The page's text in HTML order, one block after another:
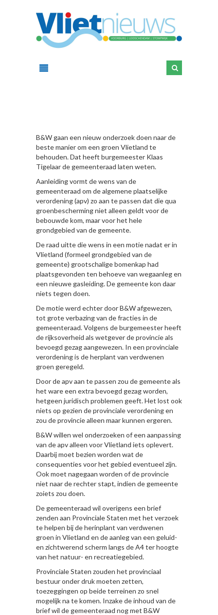
B&W gaan een nieuw onderzoek doen naar de
beste manier om een groen Vlietland te
behouden. Dat heeft burgemeester Klaas
Tigelaar de gemeenteraad laten weten.
Aanleiding vormt de wens van de
gemeenteraad om de algemene plaatselijke
verordening (apv) zo aan te passen dat die qua
groenbescherming niet alleen geldt voor de
bebouwde kom, maar voor het hele
grondgebied van de gemeente.
De raad uitte die wens in een motie nadat er in
Vlietland (formeel grondgebied van de
gemeente) grootschalige bomenkap had
plaatsgevonden ten behoeve van wegaanleg en
een nieuwe gasleiding. De gemeente kon daar
niets tegen doen.
De motie werd echter door B&W afgewezen,
tot grote verbazing van de fracties in de
gemeenteraad. Volgens de burgemeester heeft
de rijksoverheid als wetgever de provincie als
bevoegd gezag aangewezen. In een provinciale
verordening is de herplant van verdwenen
groen geregeld.
Door de apv aan te passen zou de gemeente als
het ware een extra bevoegd gezag worden,
hetgeen juridisch problemen geeft. Het lost ook
niets op gezien de provinciale verordening en
zou de provincie alleen maar kunnen ergeren.
B&W willen wel onderzoeken of een aanpassing
van de apv alleen voor Vlietland iets oplevert.
Daarbij moet bezien worden wat de
consequenties voor het gebied eventueel zijn.
Ook moet nagegaan worden of de provincie
niet naar de rechter stapt, indien de gemeente
zoiets zou doen.
De gemeenteraad wil overigens een brief
zenden aan Provinciale Staten met het verzoek
te helpen bij de herinplant van verdwenen
groen in Vlietland en de aanleg van een geluid-
en zichtwerend scherm langs de A4 ter hoogte
van het natuur- en recreatiegebied.
Provinciale Staten zouden het provinciaal
bestuur onder druk moeten zetten,
toezeggingen op beide terreinen zo snel
mogelijk na te komen. Inzake de inhoud van de
brief wil de gemeenteraad nog met B&W